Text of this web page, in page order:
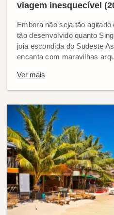
viagem inesquecível
Embora não seja tão agitado
tão desenvolvido quanto
joia escondida do Sudeste
encanta com maravilhas
Ver mais